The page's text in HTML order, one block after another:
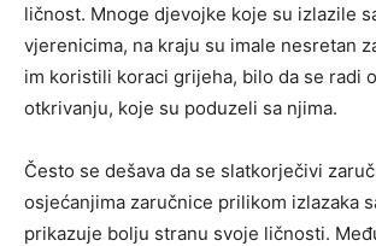
ličnost. Mnoge djevojke koje su izlazile
vjerenicima, na kraju su imale nesretan
im koristili koraci grijeha, bilo da se radi
otkrivanju, koje su poduzeli sa njima.
Često se dešava da se slatkorječivi
osjećanjima zaručnice prilikom izlazaka
prikazuje bolju stranu svoje ličnosti.